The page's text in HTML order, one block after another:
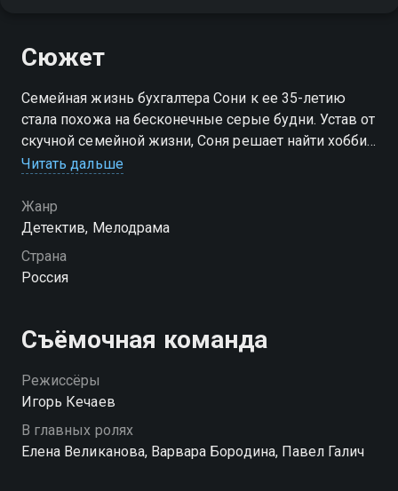
Сюжет
Семейная жизнь бухгалтера Сони к ее 35-летию
стала похожа на бесконечные серые будни. Устав от
скучной семейной жизни, Соня решает найти хобби
и заняться собой. Череда авантюр и спонтанных
людей, где происходит преступление. Теперь Соне
грозит статья «убийство по неосторожности».
Посмотреть онлайн 1 сезон сериала Верь своему
Читать дальше
Жанр
Детектив, Мелодрама
Страна
Россия
Съёмочная команда
Режиссёры
Игорь Кечаев
В главных ролях
Елена Великанова, Варвара Бородина, Павел Галич